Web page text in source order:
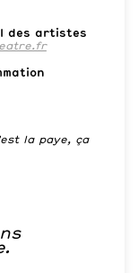
des artistes
la paye, ça